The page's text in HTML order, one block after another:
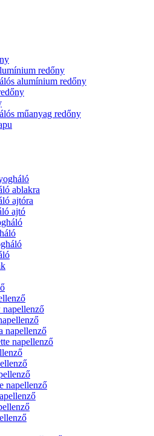
redőny
alumínium redőny
műanyag redőny
ablakra
ajtóra
ajtó
napellenző
napellenző
napellenző